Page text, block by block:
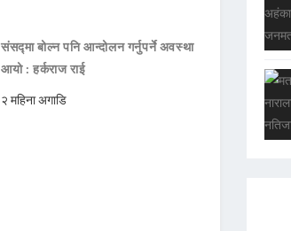
संसद्मा बोल्न पनि आन्दोलन गर्नुपर्ने अवस्था
आयो : हर्कराज राई
२ महिना अगाडि